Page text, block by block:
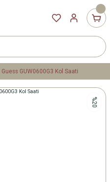
Guess GUW0600G3 Kol Saati
%20